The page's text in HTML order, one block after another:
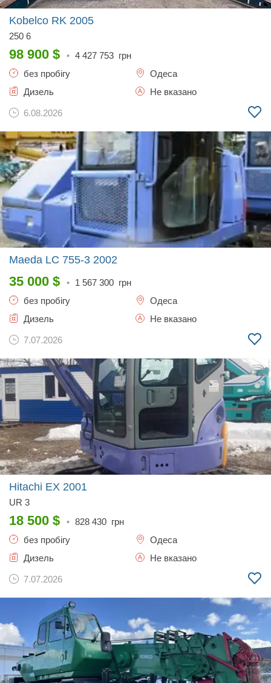
Kobelco RK 2005
250 6
98 900 $ • 4 427 753 грн
без пробігу
Одеса
Дизель
Не вказано
6.08.2026
Maeda LC 755-3 2002
35 000 $ • 1 567 300 грн
без пробігу
Одеса
Дизель
Не вказано
7.07.2026
Hitachi EX 2001
UR 3
18 500 $ • 828 430 грн
без пробігу
Одеса
Дизель
Не вказано
7.07.2026